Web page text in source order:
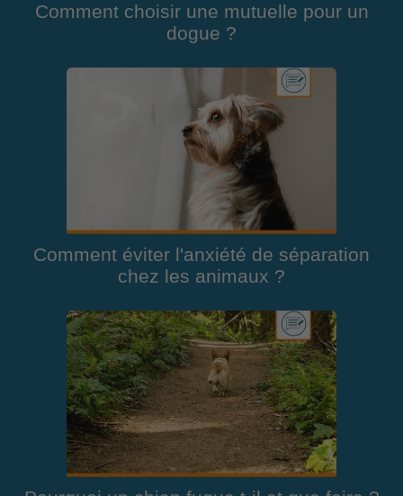
Comment choisir une mutuelle pour un
dogue ?
Comment éviter l'anxiété de séparation
chez les animaux ?